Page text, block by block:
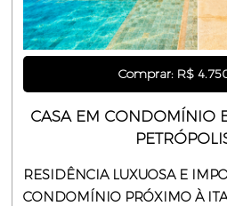
Comprar: R$
CASA EM CONDOMÍNIO
RESIDÊNCIA LUXUOSA E
CONDOMÍNIO PRÓXIMO À